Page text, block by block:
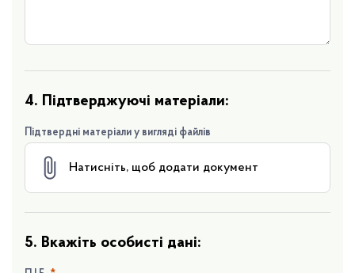
4. Підтверджуючі матеріали:
Підтвердні матеріали у вигляді файлів
Натисніть, щоб додати документ
5. Вкажіть особисті дані: